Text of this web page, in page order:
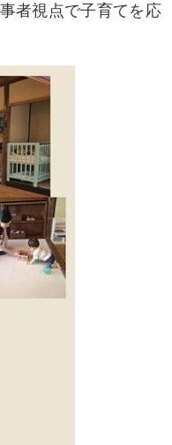
者視点で子育てを応